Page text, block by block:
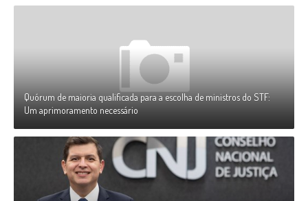
Quórum de maioria qualificada para a escolha de ministros do STF:
Um aprimoramento necessário